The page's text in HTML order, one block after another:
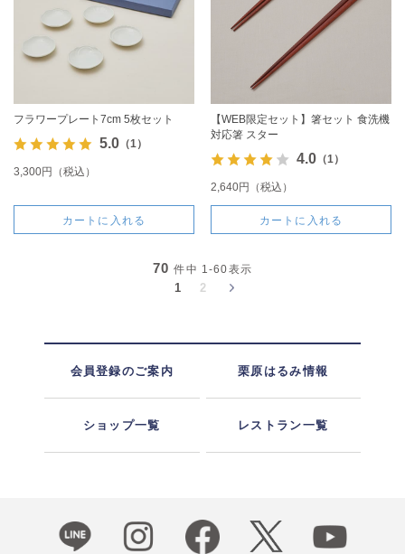
フラワープレート7cm 5枚セット
5.0（1）
3,300円（税込）
カートに入れる
【WEB限定セット】箸セット 食洗機
対応箸 スター
4.0（1）
2,640円（税込）
カートに入れる
70 件中 1-60表示
1 2
会員登録のご案内 栗原はるみ情報
ショップ一覧 レストラン一覧